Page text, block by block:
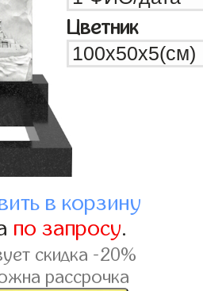
Цветник
в корзину
по запросу.
скидка -20%
рассрочка